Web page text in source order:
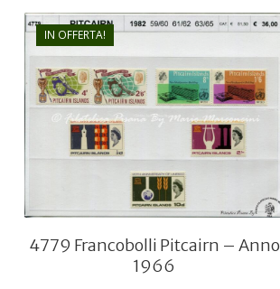
IN OFFERTA!
€36,00
€26,00
4779 Francobolli Pitcairn – Anno
1966